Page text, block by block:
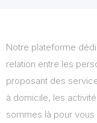
Notre plateforme
relation entre les
proposant des
à domicile, les
sommes là pour